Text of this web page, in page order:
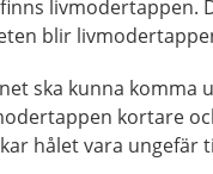
livmodertappen.
blir
ska kunna komma
kortare
hålet vara ungefär